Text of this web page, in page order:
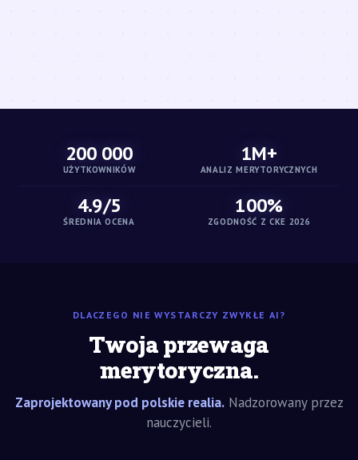
200 000
UŻYTKOWNIKÓW
1M+
ANALIZ MERYTORYCZNYCH
4.9/5
ŚREDNIA OCENA
100%
ZGODNOŚĆ Z CKE 2026
DLACZEGO NIE WYSTARCZY ZWYKŁE AI?
Twoja przewaga
merytoryczna.
Zaprojektowany pod polskie realia.Nadzorowany przez
nauczycieli.